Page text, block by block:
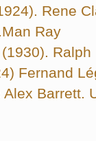
Rene
Ray
Ralph
Fernand
Barrett.